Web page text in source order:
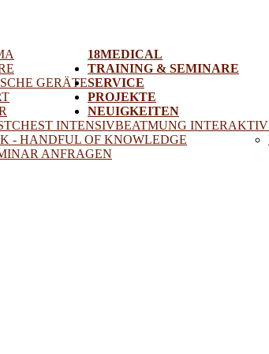
18MEDICAL
GERÄTE
TRAINING & SEMINARE
INTENSIVBEATMUNG INTERAKTIV
- HANDFUL OF KNOWLEDGE
ANFRAGEN
SERVICE
PROJEKTE
NEUIGKEITEN